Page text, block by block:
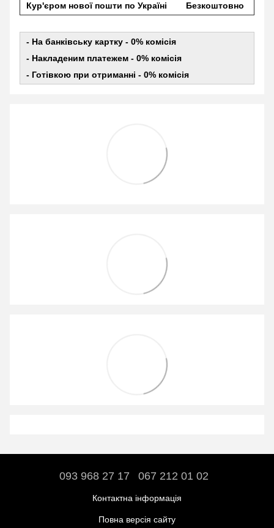
Кур'єром нової пошти по Україні
Безкоштовно
- На банківську картку - 0% комісія
- Накладеним платежем - 0% комісія
- Готівкою при отриманні - 0% комісія
093 968 27 17 067 212 01 02
Контактна інформація
Повна версія сайту